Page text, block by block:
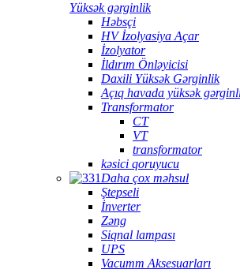
Yüksək gərginlik
Həbsçi
HV İzolyasiya Açar
İzolyator
İldırım Önləyicisi
Daxili Yüksək Gərginlik
Açıq havada yüksək
Transformator
CT
VT
transformator
kəsici qoruyucu
Daha çox məhsul
Ştepseli
İnverter
Zəng
Siqnal lampası
UPS
Vacumm Aksesuarları